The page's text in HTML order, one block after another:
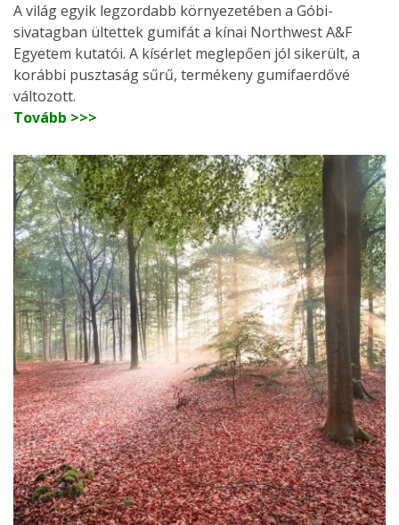
A világ egyik legzordabb környezetében a Góbi-
sivatagban ültettek gumifát a kínai Northwest A&F
Egyetem kutatói. A kísérlet meglepően jól sikerült, a
korábbi pusztaság sűrű, termékeny gumifaerdővé
változott.
Tovább >>>